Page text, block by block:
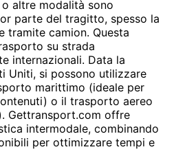
altre modalità sono
parte del tragitto, spesso la
tramite camion. Questa
su strada
internazionali. Data la
Uniti, si possono utilizzare
marittimo (ideale per
o il trasporto aereo
Gettransport.com offre
intermodale, combinando
per ottimizzare tempi e